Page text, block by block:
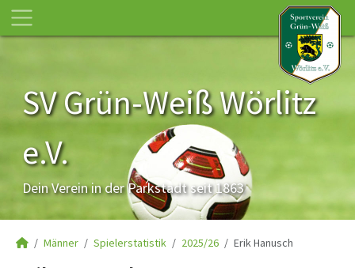
SV Grün-Weiß Wörlitz
e.V.
Dein Verein in der Parkstadt seit 1863
Männer Spielerstatistik 2025/26 Erik Hanusch